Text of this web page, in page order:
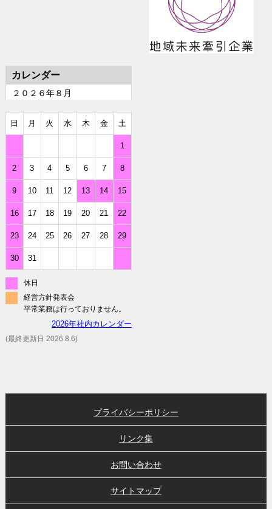
カレンダー
２０２６年８月
日 月 火 水 木 金 土
1
2 3 4 5 6 7 8
9 10 11 12 13 14 15
16 17 18 19 20 21 22
23 24 25 26 27 28 29
30 31
休日
経営方針発表会
平常業務は行っておりません。
2026年社内カレンダー
(最終更新日 2026.8.6)
プライバシーポリシー
リンク集
お問い合わせ
サイトマップ